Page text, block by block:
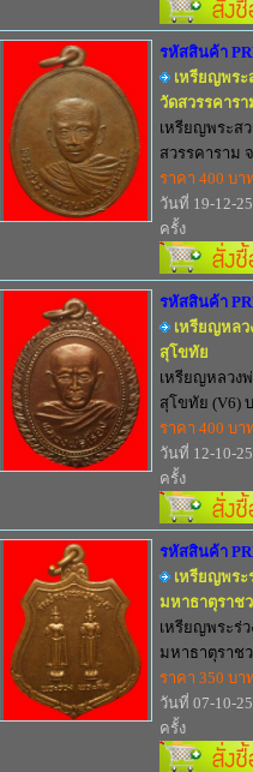
รหัสสินค้า
เหรียญพระ
วัดสวรรคาร
เหรียญพระส
สวรรคาราม
ราคา 400 บา
วันที่ 19-12-
ครั้ง
รหัสสินค้า
เหรียญหลว
สุโขทัย
เหรียญหลวง
สุโขทัย (V6)
ราคา 400 บา
วันที่ 12-10-
ครั้ง
รหัสสินค้า
เหรียญพระ
มหาธาตุราช
เหรียญพระร่
มหาธาตุราช
ราคา 350 บา
วันที่ 07-10-
ครั้ง